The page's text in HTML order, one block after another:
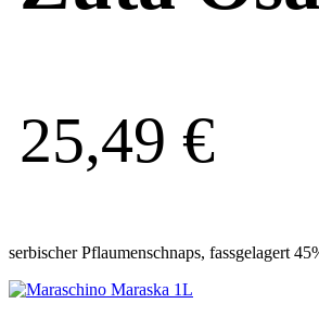
25,49 €
serbischer Pflaumenschnaps, fassgelagert